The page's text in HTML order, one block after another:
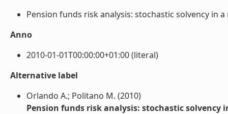
Pension funds risk analysis: stochastic solvency in
Anno
2010-01-01T00:00:00+01:00 (literal)
Alternative label
Orlando A.; Politano M. (2010)
Pension funds risk analysis: stochastic solvency